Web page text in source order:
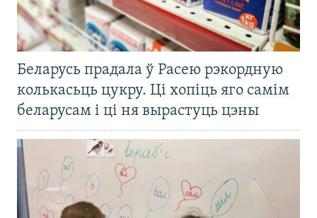
Беларусь прадала ў Расею рэкордную
колькасьць цукру. Ці хопіць яго самім
беларусам і ці ня вырастуць цэны